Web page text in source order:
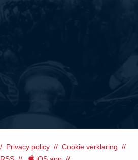
Privacy policy
Cookie verklaring